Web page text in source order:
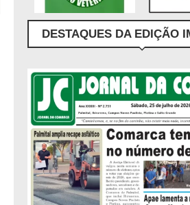
DESTAQUES DA EDIÇÃO